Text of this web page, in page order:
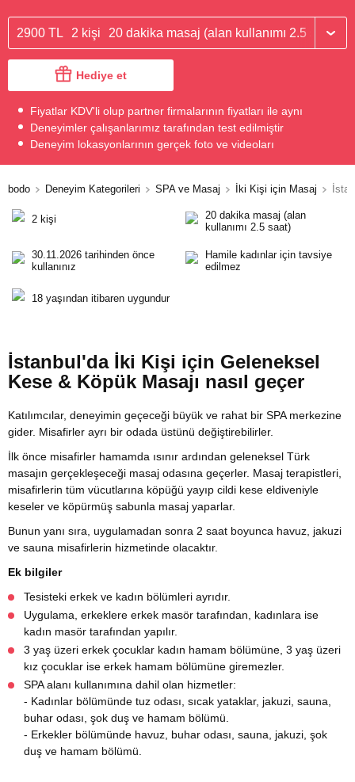
2900 TL 2 kişi 20 dakika masaj (alan kullanımı 2.5 saat)
Hediye et
Fiyatlar KDV'li olup partner firmalarının fiyatları ile aynı
Deneyimler çalışanlarımız tarafından test edilmiştir
Deneyim lokasyonlarının gerçek foto ve videoları
bodo Deneyim Kategorileri SPA ve Masaj İki Kişi için Masaj
2 kişi
20 dakika masaj (alan
kullanımı 2.5 saat)
30.11.2026 tarihinden önce
kullanınız
Hamile kadınlar için tavsiye
edilmez
18 yaşından itibaren uygundur
İstanbul'da İki Kişi için Geleneksel
Kese & Köpük Masajı nasıl geçer
Katılımcılar, deneyimin geçeceği büyük ve rahat bir SPA merkezine
gider. Misafirler ayrı bir odada üstünü değiştirebilirler.
İlk önce misafirler hamamda ısınır ardından geleneksel Türk
masajın gerçekleşeceği masaj odasına geçerler. Masaj terapistleri,
misafirlerin tüm vücutlarına köpüğü yayıp cildi kese eldiveniyle
keseler ve köpürmüş sabunla masaj yaparlar.
Bunun yanı sıra, uygulamadan sonra 2 saat boyunca havuz, jakuzi
ve sauna misafirlerin hizmetinde olacaktır.
Ek bilgiler
Tesisteki erkek ve kadın bölümleri ayrıdır.
Uygulama, erkeklere erkek masör tarafından, kadınlara ise
kadın masör tarafından yapılır.
3 yaş üzeri erkek çocuklar kadın hamam bölümüne, 3 yaş üzeri
kız çocuklar ise erkek hamam bölümüne giremezler.
SPA alanı kullanımına dahil olan hizmetler:
- Kadınlar bölümünde tuz odası, sıcak yataklar, jakuzi, sauna,
buhar odası, şok duş ve hamam bölümü.
- Erkekler bölümünde havuz, buhar odası, sauna, jakuzi, şok
duş ve hamam bölümü.